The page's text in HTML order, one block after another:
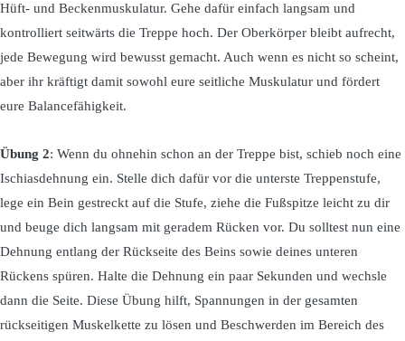
Hüft- und Beckenmuskulatur. Gehe dafür einfach langsam und
kontrolliert seitwärts die Treppe hoch. Der Oberkörper bleibt aufrecht,
jede Bewegung wird bewusst gemacht. Auch wenn es nicht so scheint,
aber ihr kräftigt damit sowohl eure seitliche Muskulatur und fördert
eure Balancefähigkeit.
Übung 2: Wenn du ohnehin schon an der Treppe bist, schieb noch eine
Ischiasdehnung ein. Stelle dich dafür vor die unterste Treppenstufe,
lege ein Bein gestreckt auf die Stufe, ziehe die Fußspitze leicht zu dir
und beuge dich langsam mit geradem Rücken vor. Du solltest nun eine
Dehnung entlang der Rückseite des Beins sowie deines unteren
Rückens spüren. Halte die Dehnung ein paar Sekunden und wechsle
dann die Seite. Diese Übung hilft, Spannungen in der gesamten
rückseitigen Muskelkette zu lösen und Beschwerden im Bereich des